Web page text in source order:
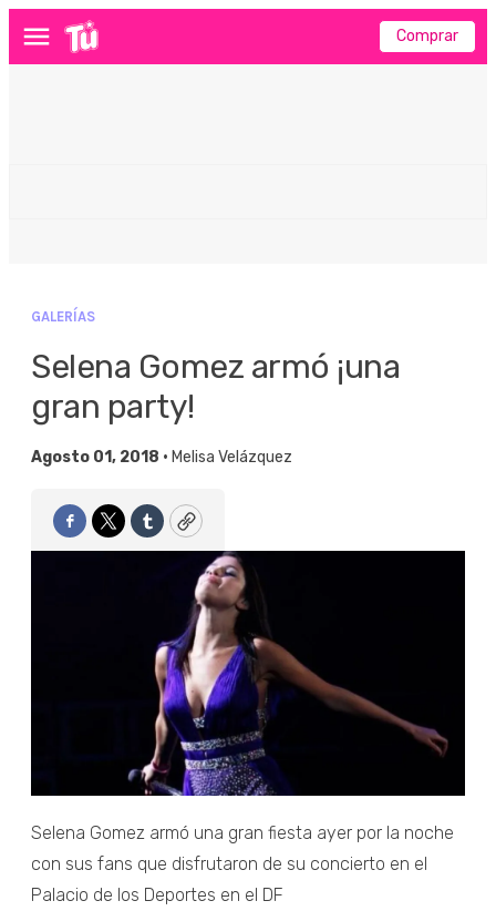
Menú Comprar
GALERÍAS
Selena Gomez armó ¡una
gran party!
Agosto 01, 2018 • Melisa Velázquez
Facebook
TwitterTumblrCopy
Selena Gomez armó una gran fiesta ayer por la noche
con sus fans que disfrutaron de su concierto en el
Palacio de los Deportes en el DF